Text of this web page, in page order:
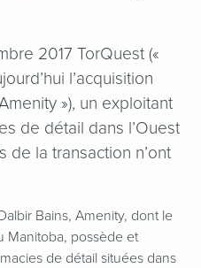
2017 TorQuest («
l’acquisition
»), un exploitant
de détail dans l’Ouest
de la transaction n’ont
Bains, Amenity, dont le
Manitoba, possède et
de détail situées dans